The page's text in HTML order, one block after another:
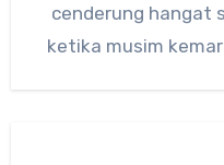
cenderung hangat
ketika musim